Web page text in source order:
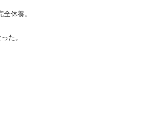
休養。
た。